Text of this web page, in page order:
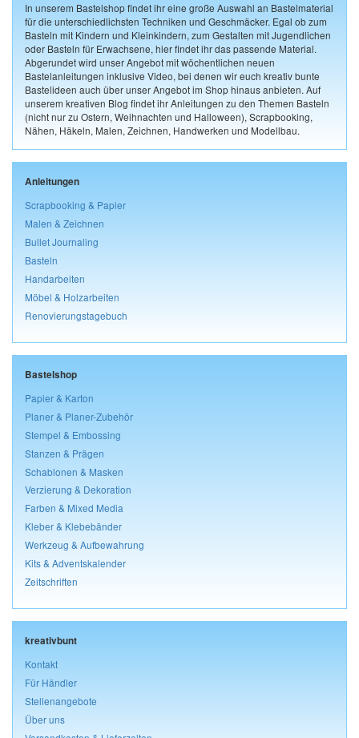
In unserem Bastelshop findet ihr eine große Auswahl an Bastelmaterial
für die unterschiedlichsten Techniken und Geschmäcker. Egal ob zum
Basteln mit Kindern und Kleinkindern, zum Gestalten mit Jugendlichen
oder Basteln für Erwachsene, hier findet ihr das passende Material.
Abgerundet wird unser Angebot mit wöchentlichen neuen
Bastelanleitungen inklusive Video, bei denen wir euch kreativ bunte
Bastelideen auch über unser Angebot im Shop hinaus anbieten. Auf
unserem kreativen Blog findet ihr Anleitungen zu den Themen Basteln
(nicht nur zu Ostern, Weihnachten und Halloween), Scrapbooking,
Nähen, Häkeln, Malen, Zeichnen, Handwerken und Modellbau.
Anleitungen
Scrapbooking & Papier
Malen & Zeichnen
Bullet Journaling
Basteln
Handarbeiten
Möbel & Holzarbeiten
Renovierungstagebuch
Bastelshop
Papier & Karton
Planer & Planer-Zubehör
Stempel & Embossing
Stanzen & Prägen
Schablonen & Masken
Verzierung & Dekoration
Farben & Mixed Media
Kleber & Klebebänder
Werkzeug & Aufbewahrung
Kits & Adventskalender
Zeitschriften
kreativbunt
Kontakt
Für Händler
Stellenangebote
Über uns